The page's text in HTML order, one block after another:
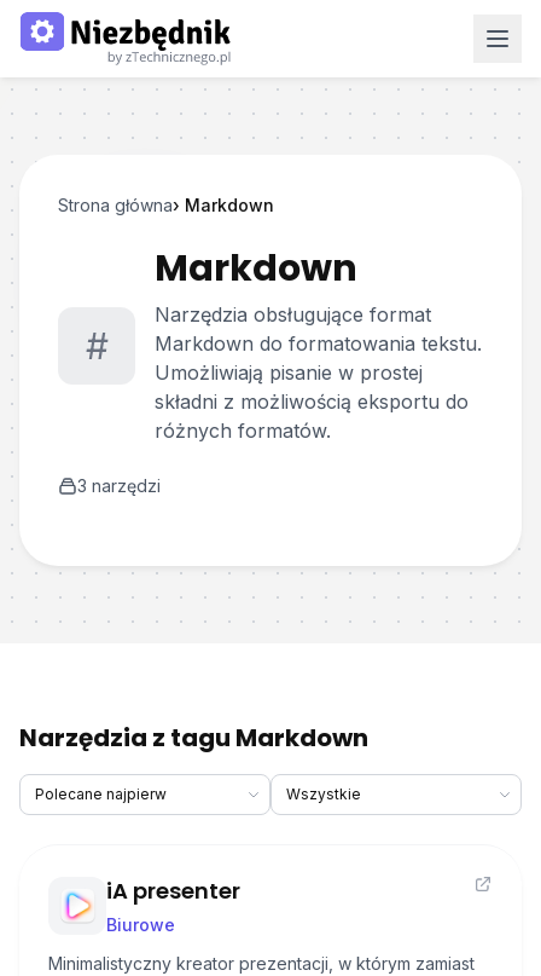
Strona główna› Markdown
#
Markdown
Narzędzia obsługujące format
Markdown do formatowania tekstu.
Umożliwiają pisanie w prostej
składni z możliwością eksportu do
różnych formatów.
3 narzędzi
Narzędzia z tagu Markdown
iA presenter
Biurowe
Minimalistyczny kreator prezentacji, w którym zamiast